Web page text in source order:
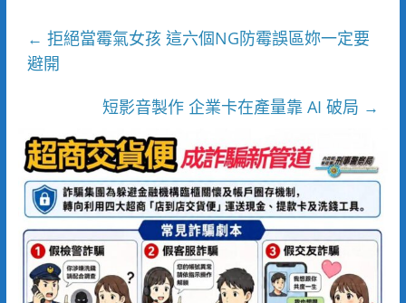
← 拒絕當霉氣女孩 這六個NG防霉誤區妳一定要
避開
短影音製作 企業卡在產量靠 AI 破局 →